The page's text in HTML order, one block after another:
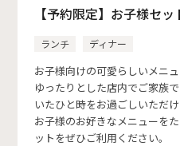
【予約限定】お子様セッ
ランチ ディナー
お子様向けの可愛らしいメニ
ゆったりとした店内でご家族
いたひと時をお過ごしいただけ
お子様のお好きなメニューを
ットをぜひご利用ください。